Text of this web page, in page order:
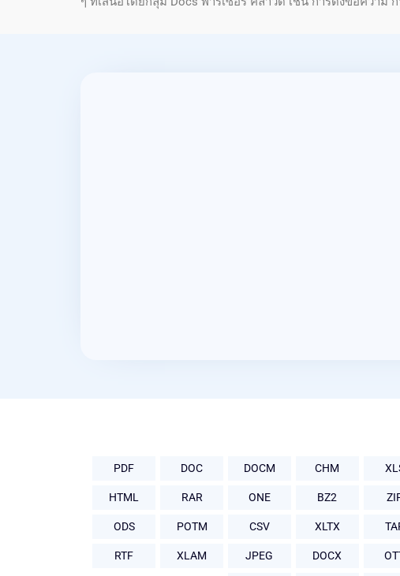
PDF DOC DOCM CHM
HTML RAR ONE BZ2
ODS POTM CSV XLTX
RTF XLAM JPEG DOCX